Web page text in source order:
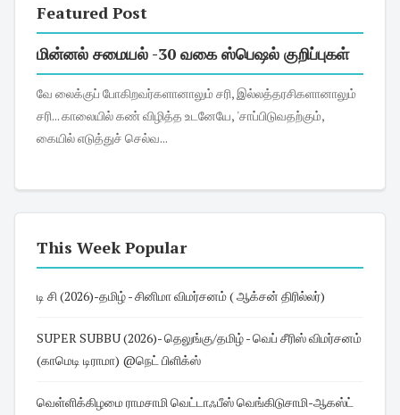
Featured Post
மின்னல் சமையல் -30 வகை ஸ்பெஷல் குறிப்புகள்
வே லைக்குப் போகிறவர்களானாலும் சரி, இல்லத்தரசிகளானாலும்
சரி... காலையில் கண் விழித்த உடனேயே, 'சாப்பிடுவதற்கும்,
கையில் எடுத்துச் செல்வ...
This Week Popular
டி சி (2026)-தமிழ் - சினிமா விமர்சனம் ( ஆக்சன் திரில்லர்)
SUPER SUBBU (2026)- தெலுங்கு/தமிழ் - வெப் சீரிஸ் விமர்சனம்
(காமெடி டிராமா) @நெட் பிளிக்ஸ்
வெள்ளிக்கிழமை ராமசாமி வெட்டாஃபீஸ் வெங்கிடுசாமி-ஆகஸ்ட்